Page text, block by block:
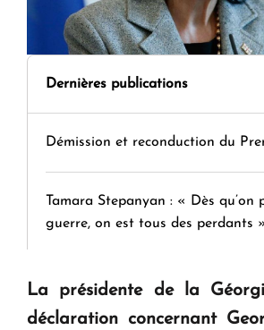
Dernières publications
Démission et reconduction du
Tamara Stepanyan : « Dès qu’on
guerre, on est tous des perdants
" Tant qu'il n'existe pas
La présidente de la
déclaration concernant